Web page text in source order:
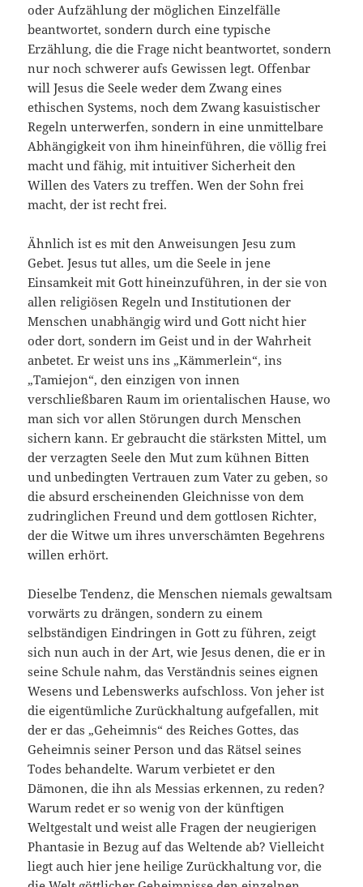
oder Aufzählung der möglichen Einzelfälle
beantwortet, sondern durch eine typische
Erzählung, die die Frage nicht beantwortet, sondern
nur noch schwerer aufs Gewissen legt. Offenbar
will Jesus die Seele weder dem Zwang eines
ethischen Systems, noch dem Zwang kasuistischer
Regeln unterwerfen, sondern in eine unmittelbare
Abhängigkeit von ihm hineinführen, die völlig frei
macht und fähig, mit intuitiver Sicherheit den
Willen des Vaters zu treffen. Wen der Sohn frei
macht, der ist recht frei.
Ähnlich ist es mit den Anweisungen Jesu zum
Gebet. Jesus tut alles, um die Seele in jene
Einsamkeit mit Gott hineinzuführen, in der sie von
allen religiösen Regeln und Institutionen der
Menschen unabhängig wird und Gott nicht hier
oder dort, sondern im Geist und in der Wahrheit
anbetet. Er weist uns ins „Kämmerlein“, ins
„Tamiejon“, den einzigen von innen
verschließbaren Raum im orientalischen Hause, wo
man sich vor allen Störungen durch Menschen
sichern kann. Er gebraucht die stärksten Mittel, um
der verzagten Seele den Mut zum kühnen Bitten
und unbedingten Vertrauen zum Vater zu geben, so
die absurd erscheinenden Gleichnisse von dem
zudringlichen Freund und dem gottlosen Richter,
der die Witwe um ihres unverschämten Begehrens
willen erhört.
Dieselbe Tendenz, die Menschen niemals gewaltsam
vorwärts zu drängen, sondern zu einem
selbständigen Eindringen in Gott zu führen, zeigt
sich nun auch in der Art, wie Jesus denen, die er in
seine Schule nahm, das Verständnis seines eignen
Wesens und Lebenswerks aufschloss. Von jeher ist
die eigentümliche Zurückhaltung aufgefallen, mit
der er das „Geheimnis“ des Reiches Gottes, das
Geheimnis seiner Person und das Rätsel seines
Todes behandelte. Warum verbietet er den
Dämonen, die ihn als Messias erkennen, zu reden?
Warum redet er so wenig von der künftigen
Weltgestalt und weist alle Fragen der neugierigen
Phantasie in Bezug auf das Weltende ab? Vielleicht
liegt auch hier jene heilige Zurückhaltung vor, die